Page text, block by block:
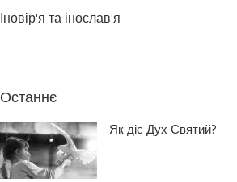
Іновір'я та інослав'я
Останнє
Як діє Дух Святий?